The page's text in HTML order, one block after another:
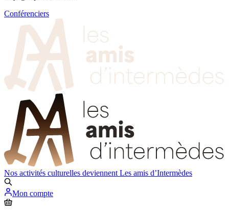
Conférenciers
Nos activités culturelles deviennent Les amis d’Intermèdes
Mon compte